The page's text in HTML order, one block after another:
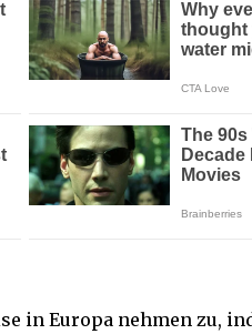
in Europa nehmen zu,